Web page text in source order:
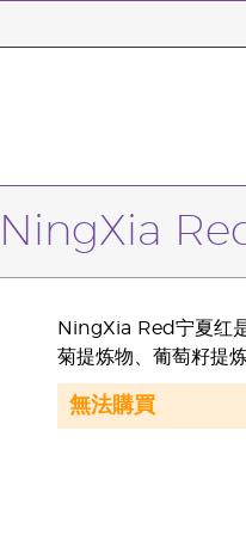
NingXia
NingXia Red宁夏红
菊提炼物、葡萄籽提
無法購買